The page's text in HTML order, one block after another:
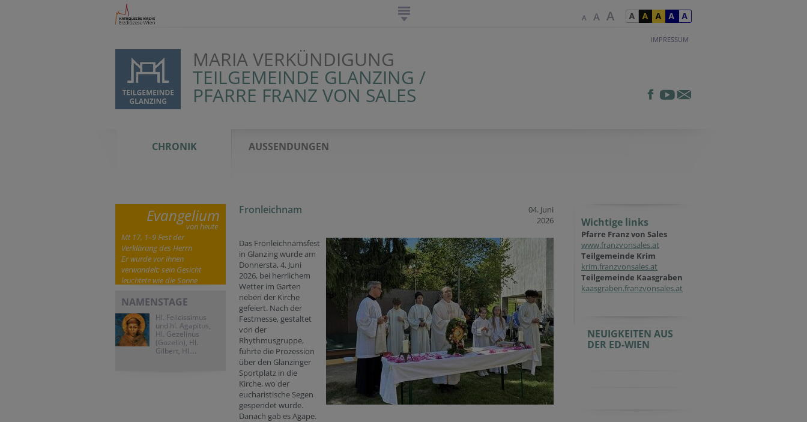
IMPRESSUM
MARIA VERKÜNDIGUNG
TEILGEMEINDE GLANZING /
PFARRE FRANZ VON SALES
CHRONIK AUSSENDUNGEN
Evangelium
von heute
Mt 17, 1–9 Fest der
Verklärung des Herrn
Er wurde vor ihnen
verwandelt; sein Gesicht
leuchtete wie die Sonne
NAMENSTAGE
Hl. Felicissimus
und hl. Agapitus,
Hl. Gezelinus
(Gozelin), Hl.
Gilbert, Hl....
Fronleichnam
04. Juni
2026
Das Fronleichnamsfest
in Glanzing wurde am
Donnersta, 4. Juni
2026, bei herrlichem
Wetter im Garten
neben der Kirche
gefeiert. Nach der
Festmesse, gestaltet
von der
Rhythmusgruppe,
führte die Prozession
über den Glanzinger
Sportplatz in die
Kirche, wo der
eucharistische Segen
gespendet wurde.
Danach gab es Agape.
Wichtige links
Pfarre Franz von Sales
www.franzvonsales.at
Teilgemeinde Krim
krim.franzvonsales.at
Teilgemeinde Kaasgraben
kaasgraben.franzvonsales.at
NEUIGKEITEN AUS
DER ED-WIEN